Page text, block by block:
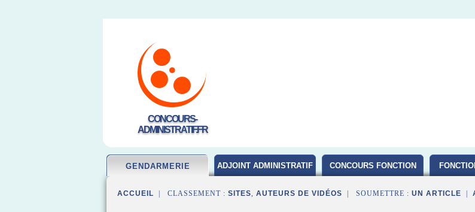
CONCOURS-
ADMINISTRATIF.FR
GENDARMERIE ADJOINT ADMINISTRATIF CONCOURS FONCTION
PUBLIQUE D ETAT 2016
ACCUEIL | CLASSEMENT : SITES, AUTEURS DE VIDÉOS | SOUMETTRE : UN ARTICLE